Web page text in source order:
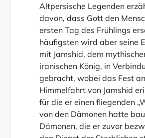
Altpersische Legenden
davon, dass Gott den
ersten Tag des Frühlings
häufigsten wird aber seine
mit Jamshid, dem
iranischen König, in
gebracht, wobei das Fest
Himmelfahrt von Jamshid
für die er einen fliegenden
von den Dämonen hatte
Dämonen, die er zuvor